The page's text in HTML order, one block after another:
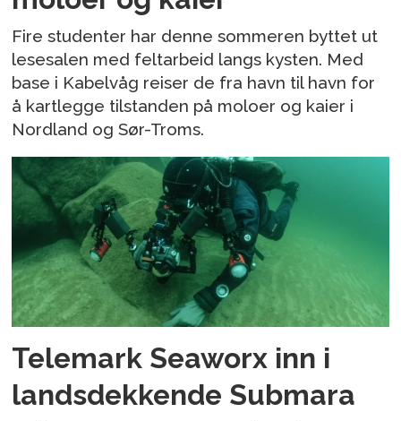
Fire studenter har denne sommeren byttet ut
lesesalen med feltarbeid langs kysten. Med
base i Kabelvåg reiser de fra havn til havn for
å kartlegge tilstanden på moloer og kaier i
Nordland og Sør-Troms.
Telemark Seaworx inn i
landsdekkende Submara